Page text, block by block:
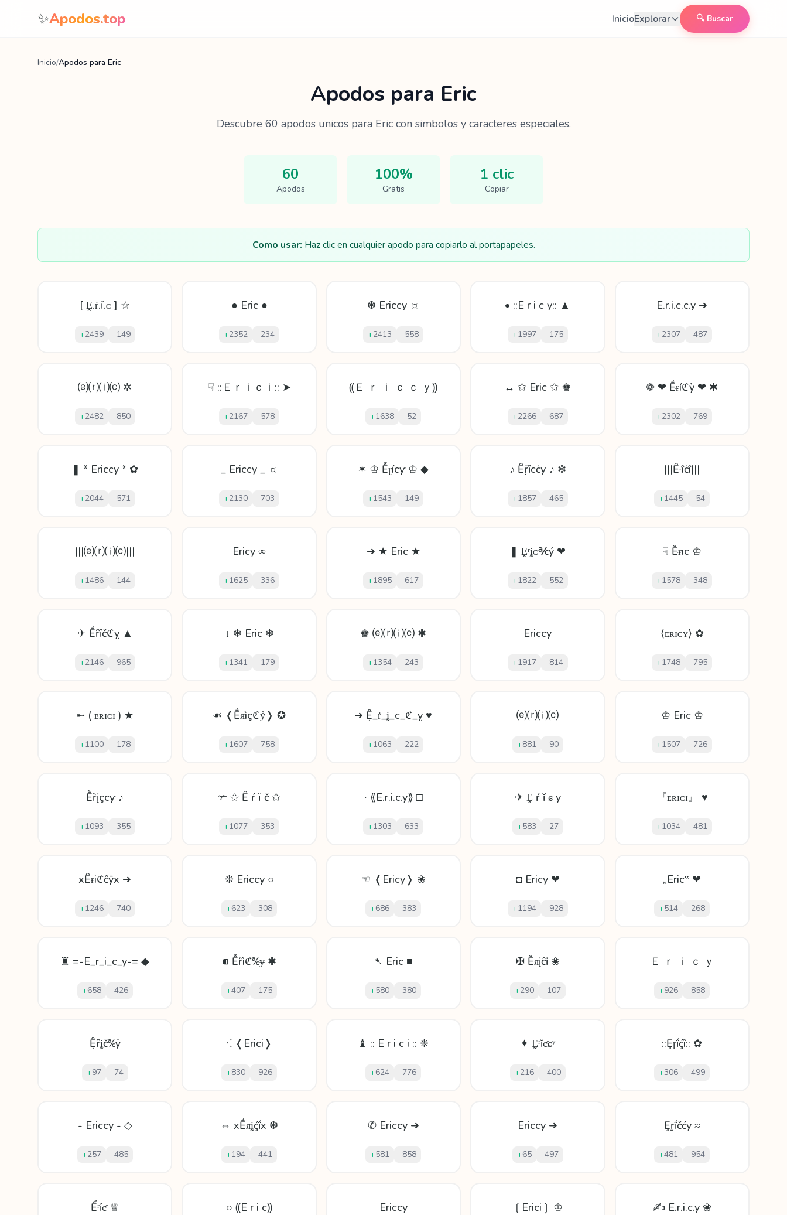
Saltar al contenido
✨Apodos.top InicioExplorar 🔍 Buscar
Inicio/Apodos para Eric
Apodos para Eric
Descubre 60 apodos unicos para Ericcon simbolos y caracteres especiales.
60
Apodos
100%
Gratis
1 clic
Copiar
Como usar: Haz clic en cualquier apodo para copiarlo al portapapeles.
[ Ḙ.ṙ.ï.ᴄ ] ☆
+2439 -149
● Eric ●
+2352 -234
❆ Ericcy ☼
+2413 -558
• ::E r i c y:: ▲
+1997 -175
E.r.i.c.c.y ➜
+2307 -487
⒠⒭⒤⒞ ✲
+2482 -850
☟ ::Ｅｒｉｃｉ:: ➤
+2167 -578
⸨Ｅ ｒ ｉ ｃ ｃ ｙ⸩
+1638 -52
↔ ✩ Eric ✩ ♚
+2266 -687
❁ ❤ Ḗᵲíℭỳ ❤ ✱
+2302 -769
❚ * Ericcy * ✿
+2044 -571
_ Ericcy _ ☼
+2130 -703
✶ ♔ Ễɽícƴ ♔ ◆
+1543 -149
♪ Ȇṝȋсċу ♪ ❇
+1857 -465
|||Ȇʳîċî|||
+1445 -54
|||⒠⒭⒤⒞|||
+1486 -144
Ericy ∞
+1625 -336
➜ ★ Eric ★
+1895 -617
❚ Ḙʳḭᴄ℀ý ❤
+1822 -552
☟ Ȅᵲıс ♔
+1578 -348
✈ Ḗȓȋčℭỵ ▲
+2146 -965
↓ ❄ Eric ❄
+1341 -179
♚ ⒠⒭⒤⒞ ✱
+1354 -243
Ericcy
+1917 -814
⟨ᴇʀɪᴄʏ⟩ ✿
+1748 -795
➸ ( ᴇʀɪᴄɪ ) ★
+1100 -178
☙ ❬Ḗᴙìçℭẙ❭ ✪
+1607 -758
➜ Ệ_ṙ_ḭ_с_ℭ_ỵ ♥
+1063 -222
⒠⒭⒤⒞
+881 -90
♔ Eric ♔
+1507 -726
Ḕȑįçсƴ ♪
+1093 -355
✃ ✩ Ȇ ŕ ï č ✩
+1077 -353
∙ ⟪E.r.i.c.y⟫ □
+1303 -633
✈ Ḙ ŕ ĭ ɕ y
+583 -27
『ᴇʀɪᴄɪ』 ♥
+1034 -481
xȆɍіℭĉȳx ➜
+1246 -740
❊ Ericcy ○
+623 -308
☜ ❬Ericy❭ ❀
+686 -383
◘ Ericy ❤
+1194 -928
„Eric‟ ❤
+514 -268
♜ =-E_r_i_c_y-= ◆
+658 -426
⁌ Ễȑìℭ℀ɏ ✱
+407 -175
➷ Eric ■
+580 -380
✠ Ȅᴙįĉỉ ❀
+290 -107
Ｅ ｒ ｉ ｃ ｙ
+926 -858
Ệȓḭč℀ÿ
+97 -74
⁖ ❬Erici❭
+830 -926
♝ :: E r i c i :: ❈
+624 -776
✦ Ḛʳĭƈɕʸ
+216 -400
::Ȩɼḯḉî:: ✿
+306 -499
- Ericcy - ◇
+257 -485
⇔ xḖᴙḭḉḯx ❆
+194 -441
✆ Ericcy ➜
+581 -858
Ericcy ➜
+65 -497
Ȩṟḯčćy ≈
+481 -954
Ểʳỉƈ ♕ ○ ⸨E r i c⸩ Ericcy ❲Erici❳ ♔ ✍ E.r.i.c.y ❀